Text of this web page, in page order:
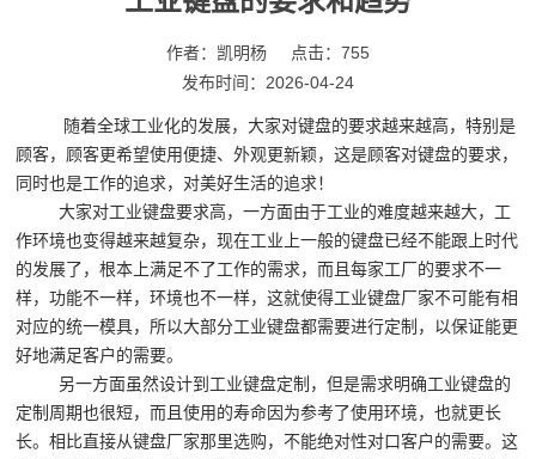
作者：凯明杨
点击：755
发布时间：2026-04-24
随着全球工业化的发展，大家对键盘的要求越来越高，特别是
顾客，顾客更希望使用便捷、外观更新颖，这是顾客对键盘的要求，
同时也是工作的追求，对美好生活的追求！
大家对工业键盘要求高，一方面由于工业的难度越来越大，工
作环境也变得越来越复杂，现在工业上一般的键盘已经不能跟上时代
的发展了，根本上满足不了工作的需求，而且每家工厂的要求不一
样，功能不一样，环境也不一样，这就使得工业键盘厂家不可能有相
对应的统一模具，所以大部分工业键盘都需要进行定制，以保证能更
好地满足客户的需要。
另一方面虽然设计到工业键盘定制，但是需求明确工业键盘的
定制周期也很短，而且使用的寿命因为参考了使用环境，也就更长
长。相比直接从键盘厂家那里选购，不能绝对性对口客户的需要。这